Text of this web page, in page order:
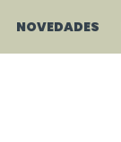
NOVEDADES